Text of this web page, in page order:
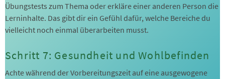
Übungstests zum Thema oder erkläre einer anderen Person die
Lerninhalte. Das gibt dir ein Gefühl dafür, welche Bereiche du
vielleicht noch einmal überarbeiten musst.
Schritt 7: Gesundheit und Wohlbefinden
Achte während der Vorbereitungszeit auf eine ausgewogene